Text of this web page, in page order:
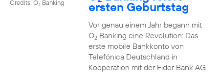
Credits: O2 Banking ersten Geburtstag
Vor genau einem Jahr begann mit
O2Banking eine Revolution: Das
erste mobile Bankkonto von
Telefónica Deutschland in
Kooperation mit der Fidor Bank AG